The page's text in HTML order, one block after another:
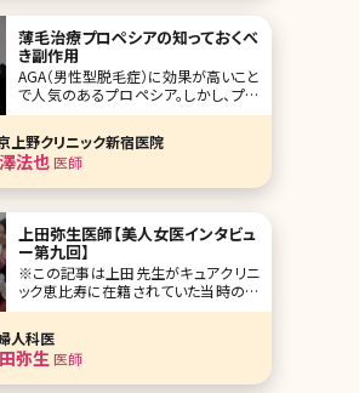
顔と言われる、濃い顔の男性芸能人
を、ずらっとご紹介していきましょう。 第
1位北村一輝 この
薄毛治療プロペシアの知っておくべ
き副作用
AGA（男性型脱毛症）に効果が高いこと
で人気のあるプロペシア。しかし、プロ
ペシアにも副作用がありました。いった
いどんな副作用があり、どんなことに
気を付ける必要があるのでしょうか?詳
しくご紹介していきます。 プロペシアっ
てこんな薬 プロペシアはAGA（男性型
上野クリニック新宿医院
法也医師
上田弥生医師【美人女医インタビュ
ー第九回】
※この記事は上田先生がキュアクリニ
ック恵比寿に在籍されていた当時の記
事です。 毎度恒例の美人女医インタビ
ュー第九回は、過去続いた美容皮膚科
部門から離れ、初めての婦人科医です。
東京・渋谷区恵比寿の恵比寿ガーデン
プレイス近くにある隠れ家的で通いや
人科医
弥生 医師